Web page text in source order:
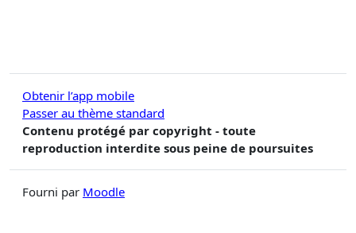
Obtenir l’app mobile
Passer au thème standard
Contenu protégé par copyright - toute
reproduction interdite sous peine de poursuites
Fourni par Moodle